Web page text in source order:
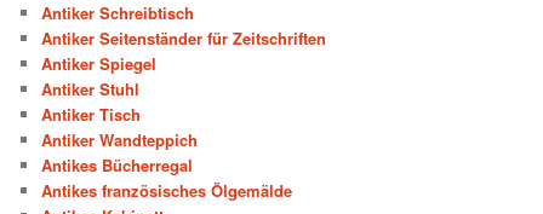
Antiker Schreibtisch
Antiker Seitenständer für Zeitschriften
Antiker Spiegel
Antiker Stuhl
Antiker Tisch
Antiker Wandteppich
Antikes Bücherregal
Antikes französisches Ölgemälde